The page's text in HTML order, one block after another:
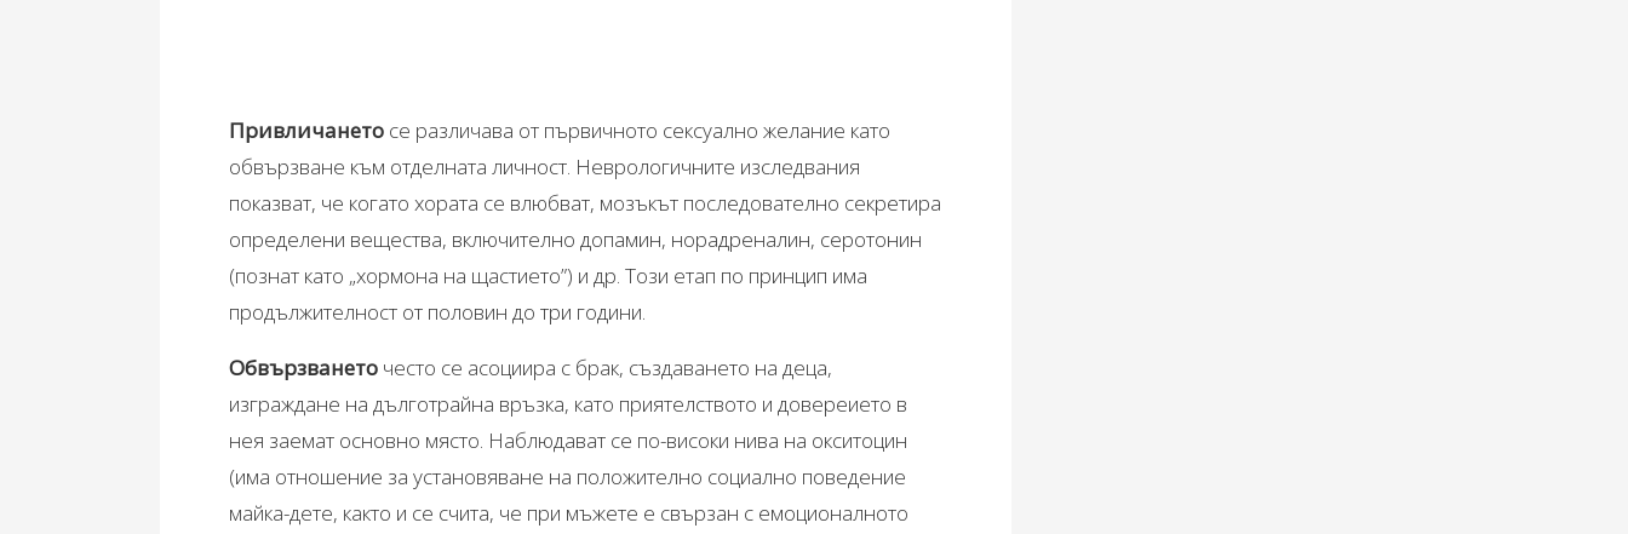
Привличането се различава от първичното сексуално желание като
обвързване към отделната личност. Неврологичните изследвания
показват, че когато хората се влюбват, мозъкът последователно секретира
определени вещества, включително допамин, норадреналин, серотонин
(познат като „хормона на щастието”) и др. Този етап по принцип има
продължителност от половин до три години.
Обвързването често се асоциира с брак, създаването на деца,
изграждане на дълготрайна връзка, като приятелството и довереието в
нея заемат основно място. Наблюдават се по-високи нива на окситоцин
(има отношение за установяване на положително социално поведение
майка-дете, както и се счита, че при мъжете е свързан с емоционалното